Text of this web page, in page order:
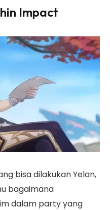
Impact
bisa dilakukan Yelan,
bagaimana
dalam party yang